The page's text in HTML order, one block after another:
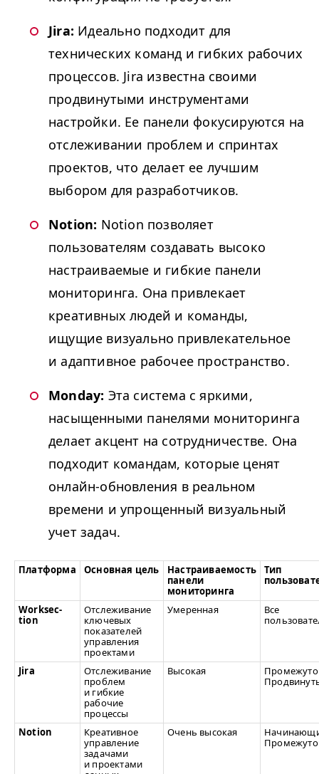
Jira: Идеально подходит для
технических команд и гибких рабочих
процессов. Jira известна своими
продвинутыми инструментами
настройки. Ее панели фокусируются на
отслеживании проблем и спринтах
проектов, что делает ее лучшим
выбором для разработчиков.
Notion: Notion позволяет
пользователям создавать высоко
настраиваемые и гибкие панели
мониторинга. Она привлекает
креативных людей и команды,
ищущие визуально привлекательное
и адаптивное рабочее пространство.
Mon­day: Эта система с яркими,
насыщенными панелями мониторинга
делает акцент на сотрудничестве. Она
подходит командам, которые ценят
онлайн-обновления в реальном
времени и упрощенный визуальный
учет задач.
Платформа Основная цель
Настраиваемость
панели
мониторинга
Тип
Work­sec­
tion
Отслеживание
ключевых
показателей
управления
проектами
Умеренная
Все
Jira
Отслеживание
проблем
и гибкие
рабочие
процессы
Высокая
Notion
Креативное
управление
задачами
и проектами
Очень высокая